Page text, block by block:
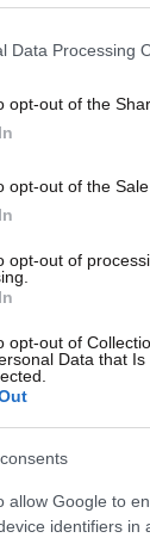
Data Processing
opt-out of the
opt-out of the
opt-out of
opt-out of
Data that
allow Google to
identifiers in
και
και